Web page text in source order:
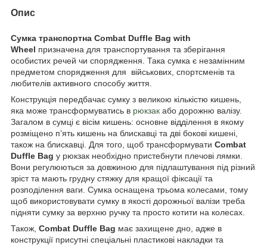
Опис
Сумка транспортна Combat Duffle Bag with
Wheel призначена для транспортування та зберігання
особистих речей чи спорядження. Така сумка є незамінним
предметом спорядження для військових, спортсменів та
любителів активного способу життя.
Конструкція передбачає сумку з великою кількістю кишень,
яка може трансформуватись в рюкзак або дорожню валізу.
Загалом в сумці є вісім кишень: основне відділення в якому
розміщено п’ять кишень на блискавці та дві бокові кишені,
також на блискавці. Для того, щоб трансформувати Combat
Duffle Bag у рюкзак необхідно пристебнути плечові лямки.
Вони регулюються за довжиною для підлаштування під різний
зріст та мають грудну стяжку для кращої фіксації та
розподілення ваги. Сумка оснащена трьома колесами, тому
щоб використовувати сумку в якості дорожньої валізи треба
підняти сумку за верхню ручку та просто котити на колесах.
Також, Combat Duffle Bag має захищене дно, адже в
конструкції присутні спеціальні пластикові накладки та